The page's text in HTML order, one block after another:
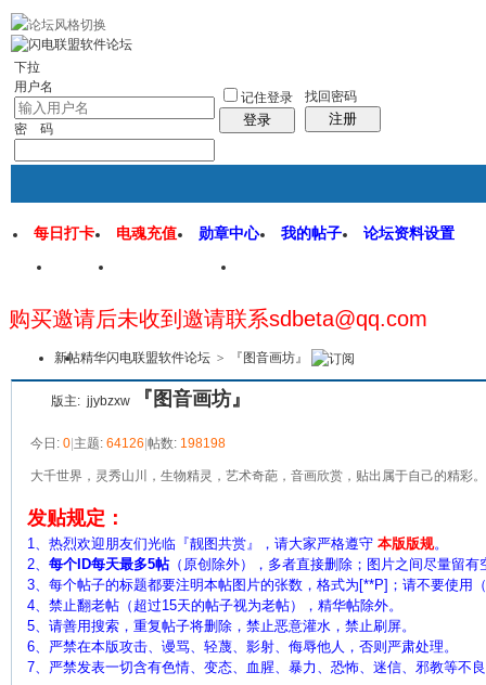
下拉
用户名
密 码
记住登录
登录
找回密码
注册
首页 闪电联盟论坛
每日打卡 电魂充值 勋章中心 我的帖子 论坛资料设置
购买邀请后未收到邀请联系sdbeta@qq.com
新帖精华闪电联盟软件论坛 > 『图音画坊』
版主: jjybzxw 『图音画坊』
今日: 0|主题: 64126|帖数: 198198
大千世界，灵秀山川，生物精灵，艺术奇葩，音画欣赏，贴出属于自己的精彩。
发贴规定：
1、热烈欢迎朋友们光临『靓图共赏』，请大家严格遵守 本版版规。
2、 每个ID每天最多5帖（原创除外），多者直接删除；图片之间尽量留
3、每个帖子的标题都要注明本帖图片的张数，格式为[**P]；请不要使用
4、禁止翻老帖（超过15天的帖子视为老帖），精华帖除外。
5、 请善用搜索，重复帖子将删除，禁止恶意灌水，禁止刷屏。
6、严禁在本版攻击、谩骂、轻蔑、影射、侮辱他人，否则严肃处理。
7、严禁发表一切含有色情、变态、血腥、暴力、恐怖、迷信、邪教等不